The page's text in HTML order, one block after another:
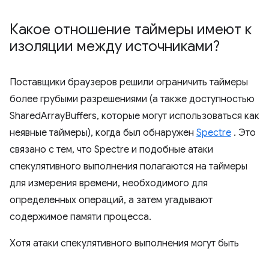
Какое отношение таймеры имеют к
изоляции между источниками?
Поставщики браузеров решили ограничить таймеры
более грубыми разрешениями (а также доступностью
SharedArrayBuffers, которые могут использоваться как
неявные таймеры), когда был обнаружен Spectre . Это
связано с тем, что Spectre и подобные атаки
спекулятивного выполнения полагаются на таймеры
для измерения времени, необходимого для
определенных операций, а затем угадывают
содержимое памяти процесса.
Хотя атаки спекулятивного выполнения могут быть